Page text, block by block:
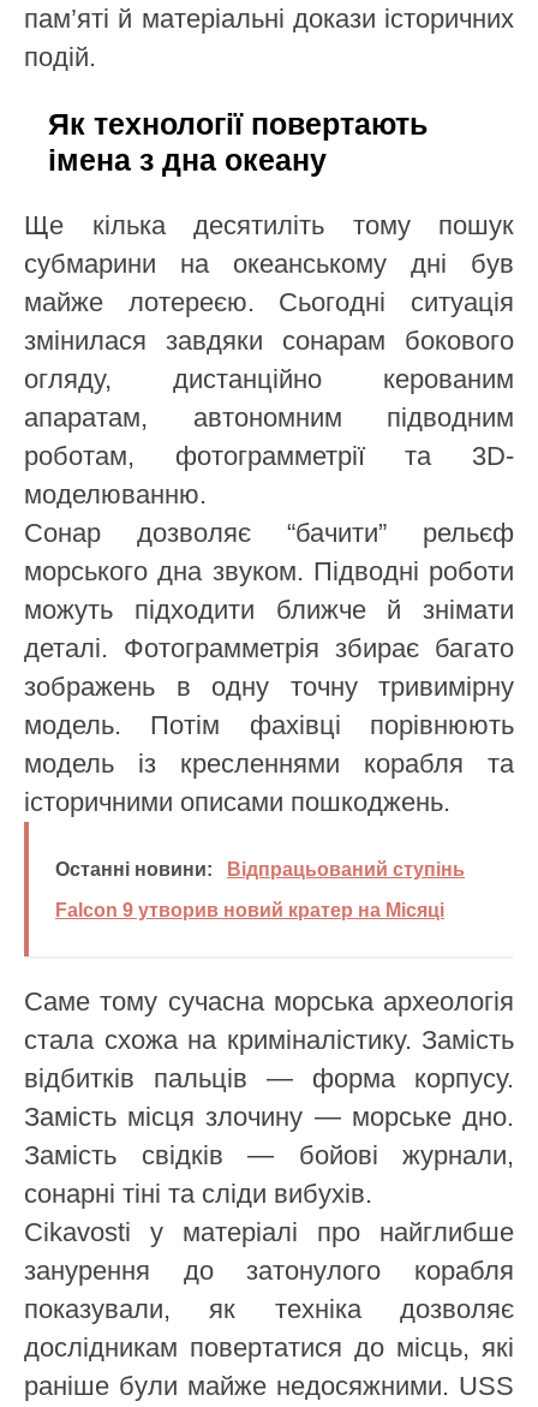
пам’яті й матеріальні докази історичних
подій.
Як технології повертають
імена з дна океану
Ще кілька десятиліть тому пошук
субмарини на океанському дні був
майже лотереєю. Сьогодні ситуація
змінилася завдяки сонарам бокового
огляду, дистанційно керованим
апаратам, автономним підводним
роботам, фотограмметрії та 3D-
моделюванню.
Сонар дозволяє “бачити” рельєф
морського дна звуком. Підводні роботи
можуть підходити ближче й знімати
деталі. Фотограмметрія збирає багато
зображень в одну точну тривимірну
модель. Потім фахівці порівнюють
модель із кресленнями корабля та
історичними описами пошкоджень.
Останні новини:
Відпрацьований ступінь
Falcon 9 утворив новий кратер на Місяці
Саме тому сучасна морська археологія
стала схожа на криміналістику. Замість
відбитків пальців — форма корпусу.
Замість місця злочину — морське дно.
Замість свідків — бойові журнали,
сонарні тіні та сліди вибухів.
Cikavosti у матеріалі про найглибше
занурення до затонулого корабля
показували, як техніка дозволяє
дослідникам повертатися до місць, які
раніше були майже недосяжними. USS